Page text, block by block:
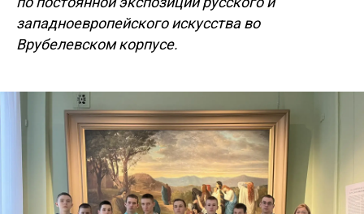
западноевропейского искусства во
Врубелевском корпусе.